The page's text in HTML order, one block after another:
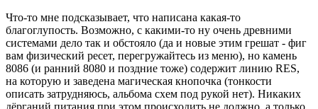
Что-то мне подсказывает, что написана какая-то
благоглупость. Возможно, с какими-то ну очень древними
системами дело так и обстояло (да и новые этим грешат - фиг
вам физический ресет, перегружайтесь из меню), но камень
8086 (и ранний 8080 и поздние тоже) содержит линию RES,
на которую и заведена магическая кнопочка (тонкости
описать затрудняюсь, альбома схем под рукой нет). Никаких
дёрганий питания при этом происходить не должно, а только